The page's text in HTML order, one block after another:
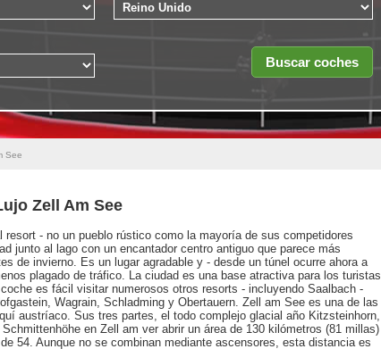
See
Zell Am See
- no un pueblo rústico como la mayoría de sus competidores
junto al lago con un encantador centro antiguo que parece más
de invierno. Es un lugar agradable y - desde un túnel ocurre ahora a
plagado de tráfico. La ciudad es una base atractiva para los turistas
es fácil visitar numerosos otros resorts - incluyendo Saalbach -
Wagrain, Schladming y Obertauern. Zell am See es una de las
austríaco. Sus tres partes, el todo complejo glacial año Kitzsteinhorn,
en Zell am ver abrir un área de 130 kilómetros (81 millas)
54. Aunque no se combinan mediante ascensores, esta distancia es